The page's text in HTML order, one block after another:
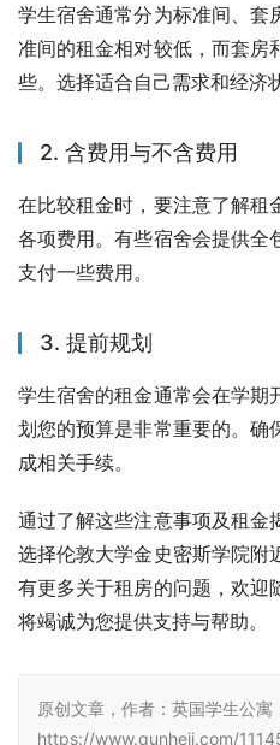
学生宿舍通常分为标准间、套
准间的租金相对较低，而套房
些。选择适合自己需求和经济
2. 含费用与不含费用
在比较租金时，要注意了解租
各项费用。有些宿舍会提供全
支付一些费用。
3. 提前规划
学生宿舍的租金通常会在学期
划您的预算是非常重要的。确
成相关手续。
通过了解这些注意事项及租金
选择伦敦大学金史密斯学院附
有更多关于租房的问题，欢迎
将竭诚为您提供支持与帮助。
原创文章，作者：英国学生公寓
https://www.qunheji.com/